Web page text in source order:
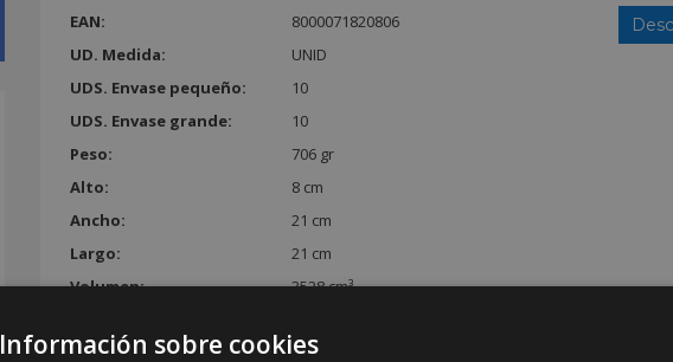
EAN:
8000071820806
UD. Medida:
UNID
UDS. Envase pequeño:
10
UDS. Envase grande:
10
Peso:
706 gr
Alto:
8 cm
Ancho:
21 cm
Largo:
21 cm
Volumen:
3528 cm³
Información sobre cookies